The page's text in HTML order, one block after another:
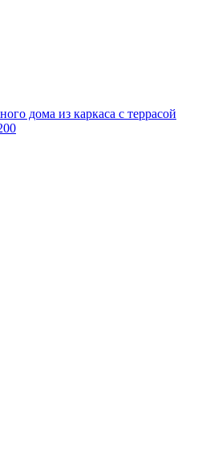
дома из каркаса с террасой